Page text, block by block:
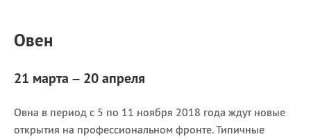
Овен
21 марта – 20 апреля
Овна в период с 5 по 11 ноября 2018 года ждут новые
открытия на профессиональном фронте. Типичные